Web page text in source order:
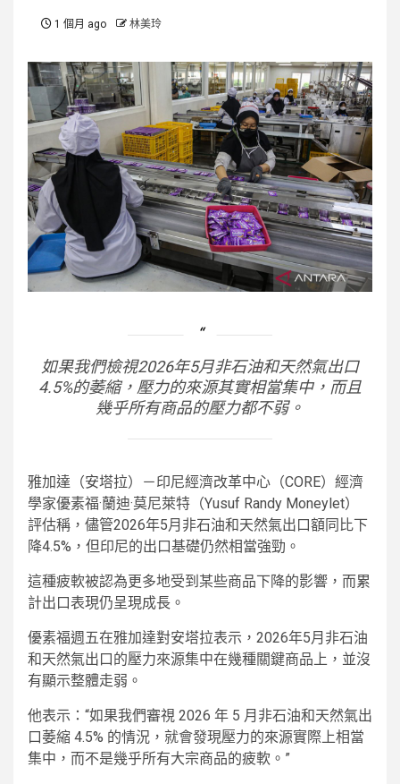
1 個月 ago 林美玲
如果我們檢視2026年5月非石油和天然氣出口
4.5%的萎縮，壓力的來源其實相當集中，而且
幾乎所有商品的壓力都不弱。
雅加達（安塔拉）－印尼經濟改革中心（CORE）經濟
學家優素福·蘭迪·莫尼萊特（Yusuf Randy Moneylet）
評估稱，儘管2026年5月非石油和天然氣出口額同比下
降4.5%，但印尼的出口基礎仍然相當強勁。
這種疲軟被認為更多地受到某些商品下降的影響，而累
計出口表現仍呈現成長。
優素福週五在雅加達對安塔拉表示，2026年5月非石油
和天然氣出口的壓力來源集中在幾種關鍵商品上，並沒
有顯示整體走弱。
他表示：“如果我們審視 2026 年 5 月非石油和天然氣出
口萎縮 4.5% 的情況，就會發現壓力的來源實際上相當
集中，而不是幾乎所有大宗商品的疲軟。”